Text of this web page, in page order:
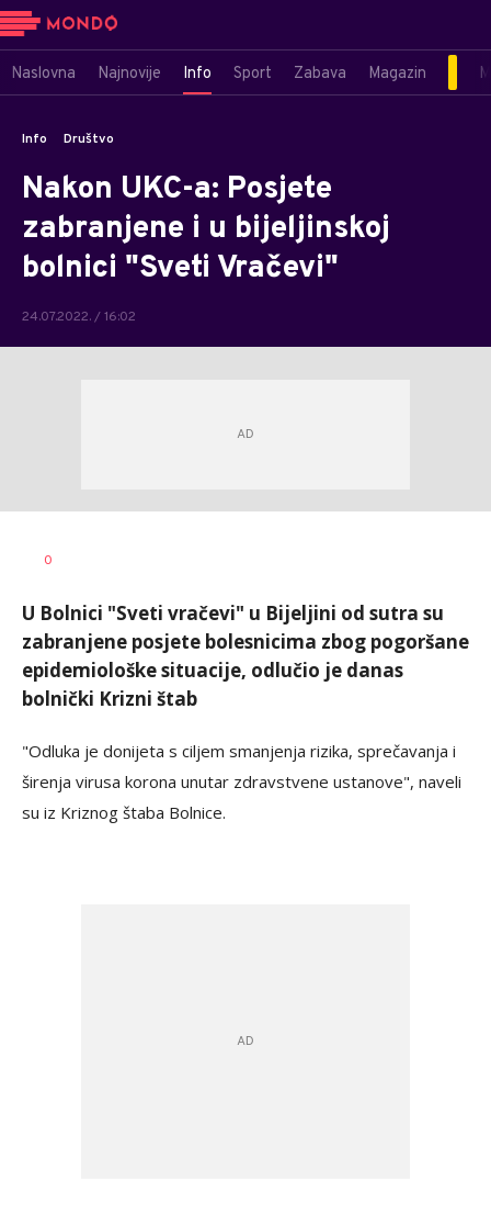
Naslovna Najnovije Info Sport Zabava Magazin
Info Društvo
Nakon UKC-a: Posjete
zabranjene i u bijeljinskoj
bolnici "Sveti Vračevi"
24.07.2022. / 16:02
AUTOR
0
U Bolnici "Sveti vračevi" u Bijeljini od sutra su
zabranjene posjete bolesnicima zbog pogoršane
epidemiološke situacije, odlučio je danas
bolnički Krizni štab
"Odluka je donijeta s ciljem smanjenja rizika, sprečavanja i
širenja virusa korona unutar zdravstvene ustanove", naveli
su iz Kriznog štaba Bolnice.